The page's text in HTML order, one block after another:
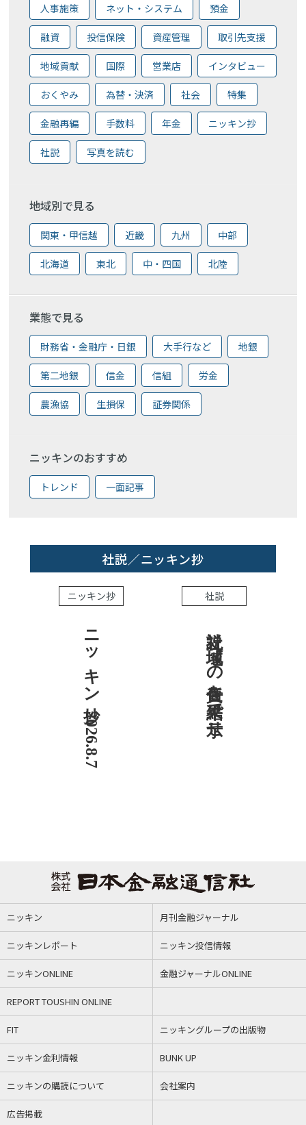
人事施策 ネット・システム 預金
融資 投信保険 資産管理 取引先支援
地域貢献 国際 営業店 インタビュー
おくやみ 為替・決済 社会 特集
金融再編 手数料 年金 ニッキン抄
社説 写真を読む
地域別で見る
関東・甲信越 近畿 九州 中部
北海道 東北 中・四国 北陸
業態で見る
財務省・金融庁・日銀 大手行など 地銀
第二地銀 信金 信組 労金
農漁協 生損保 証券関係
ニッキンのおすすめ
トレンド 一面記事
社説／ニッキン抄
ニッキン抄
ニッキン抄 2026.8.7
社説
社説 地域への責任を結果で示せ
ニッキン 月刊金融ジャーナル
ニッキンレポート ニッキン投信情報
ニッキンONLINE 金融ジャーナルONLINE
REPORT TOUSHIN ONLINE
FIT ニッキングループの出版物
ニッキン金利情報 BUNK UP
ニッキンの購読について 会社案内
広告掲載